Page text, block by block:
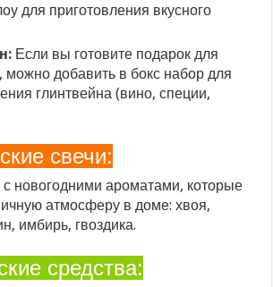
для приготовления вкусного
Если вы готовите подарок для
можно добавить в бокс набор для
глинтвейна (вино, специи,
свечи:
новогодними ароматами, которые
атмосферу в доме: хвоя,
имбирь, гвоздика.
средства: